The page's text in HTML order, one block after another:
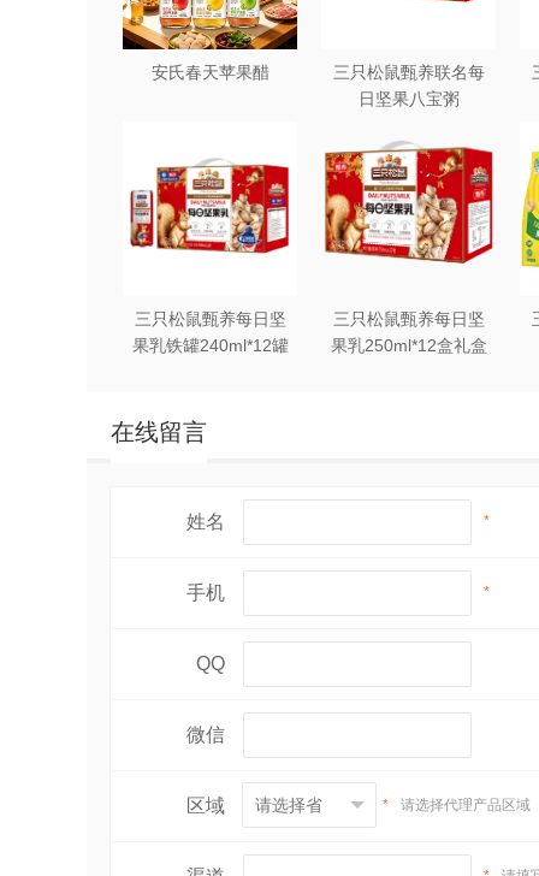
安氏春天苹果醋
三只松鼠甄养联名每
日坚果八宝粥
三只松鼠甄养每日坚
果乳铁罐240ml*12罐
三只松鼠甄养每日坚
果乳250ml*12盒礼盒
在线留言
姓名 *
手机 *
QQ
微信
区域 * 请选择代理产品区域